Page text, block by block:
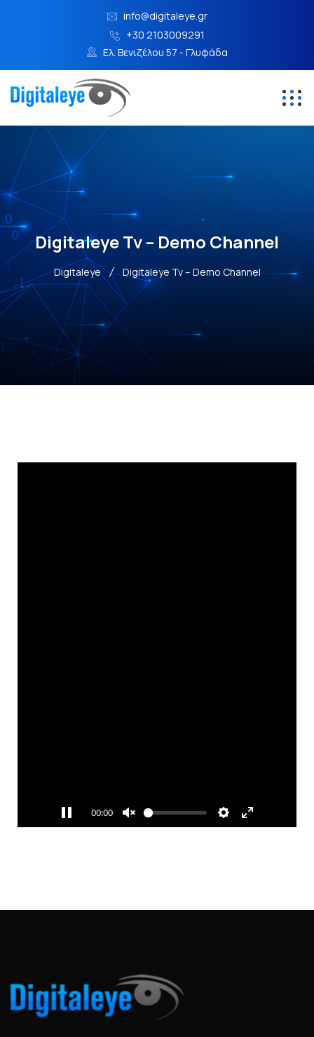
info@digitaleye.gr
+30 2103009291
Ελ. Βενιζέλου 57 - Γλυφάδα
Digitaleye Tv – Demo Channel
Digitaleye Digitaleye Tv – Demo Channel